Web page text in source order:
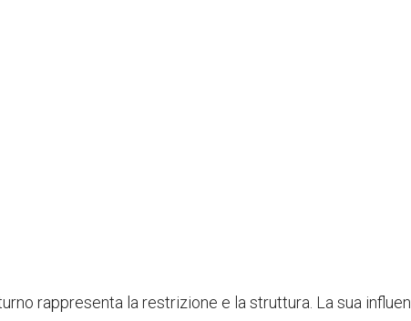
rappresenta la restrizione e la struttura. La sua influen